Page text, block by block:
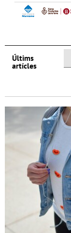
Últims
artícles